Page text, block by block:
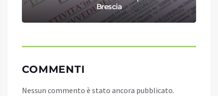
Brescia
COMMENTI
Nessun commento è stato ancora pubblicato.